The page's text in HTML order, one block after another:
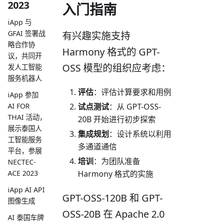
2023
iApp 与
GFAI 签署战
略合作协
议，共同开
发人工智能
服务机器人
iApp 参加
AI FOR
THAI 活动，
展示泰国人
工智能服务
平台，参展
NECTEC-
ACE 2023
iApp AI API
图像生成
AI 泰国车牌
入门指南
有兴趣实施支持
Harmony 格式的 GPT-
OSS 模型的组织应考虑：
评估：评估计算要求和用例
试点测试：从 GPT-OSS-
20B 开始进行初步探索
集成规划 ：设计系统以利用
多通道通信
培训 ：为团队准备
Harmony 格式的实施
GPT-OSS-120B 和 GPT-
OSS-20B 在 Apache 2.0